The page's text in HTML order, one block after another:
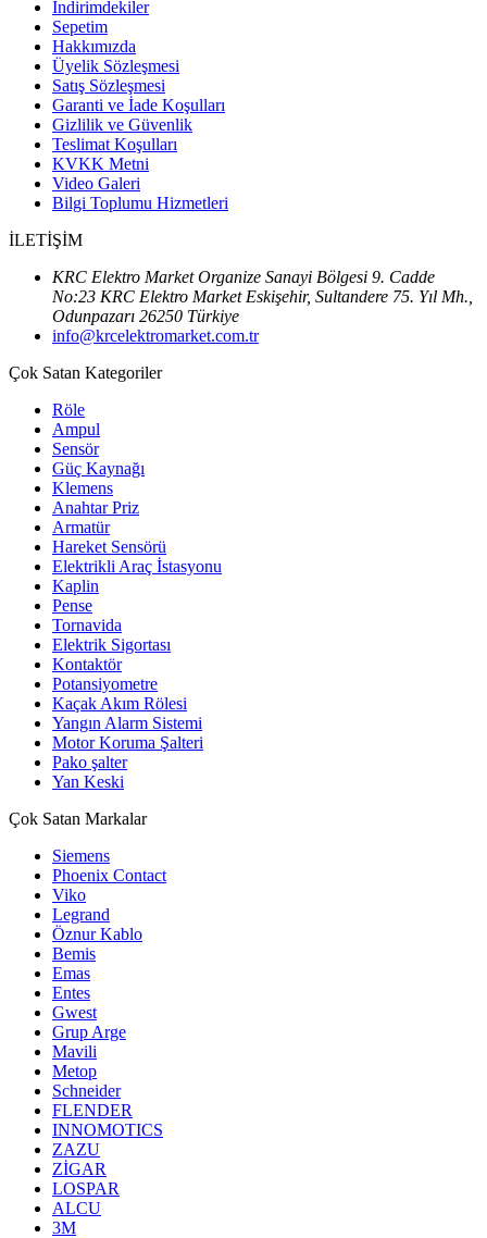
İndirimdekiler
Sepetim
Hakkımızda
Üyelik Sözleşmesi
Satış Sözleşmesi
Garanti ve İade Koşulları
Gizlilik ve Güvenlik
Teslimat Koşulları
KVKK Metni
Video Galeri
Bilgi Toplumu Hizmetleri
İLETİŞİM
KRC Elektro Market Organize Sanayi Bölgesi 9. Cadde
No:23 KRC Elektro Market Eskişehir, Sultandere 75. Yıl Mh.,
Odunpazarı 26250 Türkiye
info@krcelektromarket.com.tr
Çok Satan Kategoriler
Röle
Ampul
Sensör
Güç Kaynağı
Klemens
Anahtar Priz
Armatür
Hareket Sensörü
Elektrikli Araç İstasyonu
Kaplin
Pense
Tornavida
Elektrik Sigortası
Kontaktör
Potansiyometre
Kaçak Akım Rölesi
Yangın Alarm Sistemi
Motor Koruma Şalteri
Pako şalter
Yan Keski
Çok Satan Markalar
Siemens
Phoenix Contact
Viko
Legrand
Öznur Kablo
Bemis
Emas
Entes
Gwest
Grup Arge
Mavili
Metop
Schneider
FLENDER
INNOMOTICS
ZAZU
ZİGAR
LOSPAR
ALCU
3M